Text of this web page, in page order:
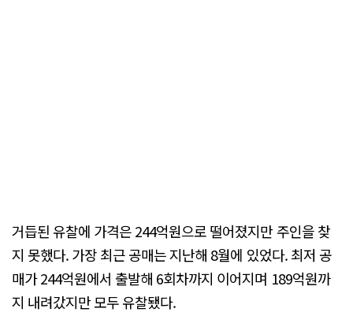
거듭된 유찰에 가격은 244억원으로 떨어졌지만 주인을 찾
지 못했다. 가장 최근 공매는 지난해 8월에 있었다. 최저 공
매가 244억원에서 출발해 6회차까지 이어지며 189억원까
지 내려갔지만 모두 유찰됐다.